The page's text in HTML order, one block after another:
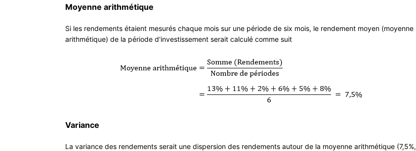
Moyenne arithmétique
Si les rendements étaient mesurés chaque mois sur une période de six mois, le rendement moyen (moyenne
arithmétique) de la période d'investissement serait calculé comme suit
Variance
La variance des rendements serait une dispersion des rendements autour de la moyenne arithmétique (7,5%,